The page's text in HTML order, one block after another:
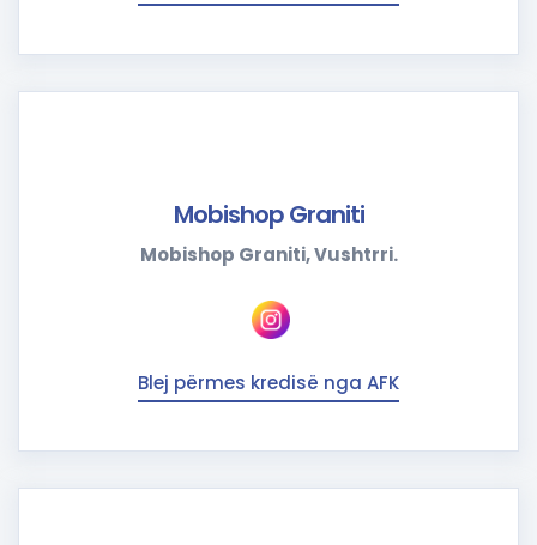
Mobishop Graniti
Mobishop Graniti, Vushtrri.
Blej përmes kredisë nga AFK